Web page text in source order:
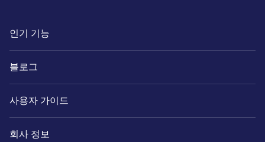
인기 기능
블로그
사용자 가이드
회사 정보